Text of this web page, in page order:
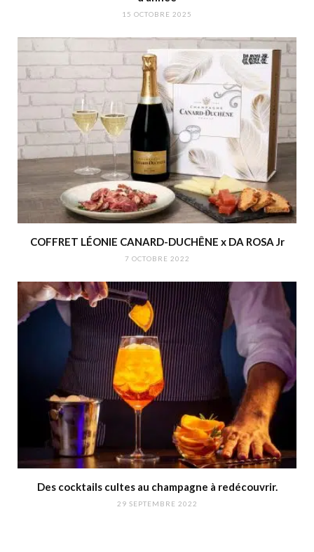
15 OCTOBRE 2025
COFFRET LÉONIE CANARD-DUCHÊNE x DA ROSA Jr
7 OCTOBRE 2022
Des cocktails cultes au champagne à redécouvrir.
29 SEPTEMBRE 2022